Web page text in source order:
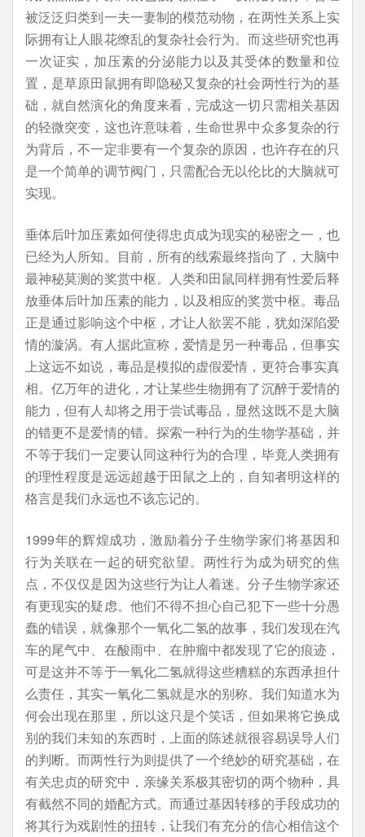
被泛泛归类到一夫一妻制的模范动物，在两性关系上实
际拥有让人眼花缭乱的复杂社会行为。而这些研究也再
一次证实，加压素的分泌能力以及其受体的数量和位
置，是草原田鼠拥有即隐秘又复杂的社会两性行为的基
础，就自然演化的角度来看，完成这一切只需相关基因
的轻微突变，这也许意味着，生命世界中众多复杂的行
为背后，不一定非要有一个复杂的原因，也许存在的只
是一个简单的调节阀门，只需配合无以伦比的大脑就可
实现。
垂体后叶加压素如何使得忠贞成为现实的秘密之一，也
已经为人所知。目前，所有的线索最终指向了，大脑中
最神秘莫测的奖赏中枢。人类和田鼠同样拥有性爱后释
放垂体后叶加压素的能力，以及相应的奖赏中枢。毒品
正是通过影响这个中枢，才让人欲罢不能，犹如深陷爱
情的漩涡。有人据此宣称，爱情是另一种毒品，但事实
上这远不如说，毒品是模拟的虚假爱情，更符合事实真
相。亿万年的进化，才让某些生物拥有了沉醉于爱情的
能力，但有人却将之用于尝试毒品，显然这既不是大脑
的错更不是爱情的错。探索一种行为的生物学基础，并
不等于我们一定要认同这种行为的合理，毕竟人类拥有
的理性程度是远远超越于田鼠之上的，自知者明这样的
格言是我们永远也不该忘记的。
1999年的辉煌成功，激励着分子生物学家们将基因和
行为关联在一起的研究欲望。两性行为成为研究的焦
点，不仅仅是因为这些行为让人着迷。分子生物学家还
有更现实的疑虑。他们不得不担心自己犯下一些十分愚
蠢的错误，就像那个一氧化二氢的故事，我们发现在汽
车的尾气中、在酸雨中、在肿瘤中都发现了它的痕迹，
可是这并不等于一氧化二氢就得这些糟糕的东西承担什
么责任，其实一氧化二氢就是水的别称。我们知道水为
何会出现在那里，所以这只是个笑话，但如果将它换成
别的我们未知的东西时，上面的陈述就很容易误导人们
的判断。而两性行为则提供了一个绝妙的研究基础，在
有关忠贞的研究中，亲缘关系极其密切的两个物种，具
有截然不同的婚配方式。而通过基因转移的手段成功的
将其行为戏剧性的扭转，让我们有充分的信心相信这个